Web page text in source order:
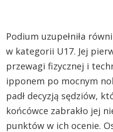
Podium uzupełniła
w kategorii U17. Jej
przewagi fizycznej i
ipponem po mocnym
padł decyzją sędziów,
końcówce zabrakło jej
punktów w ich ocenie.